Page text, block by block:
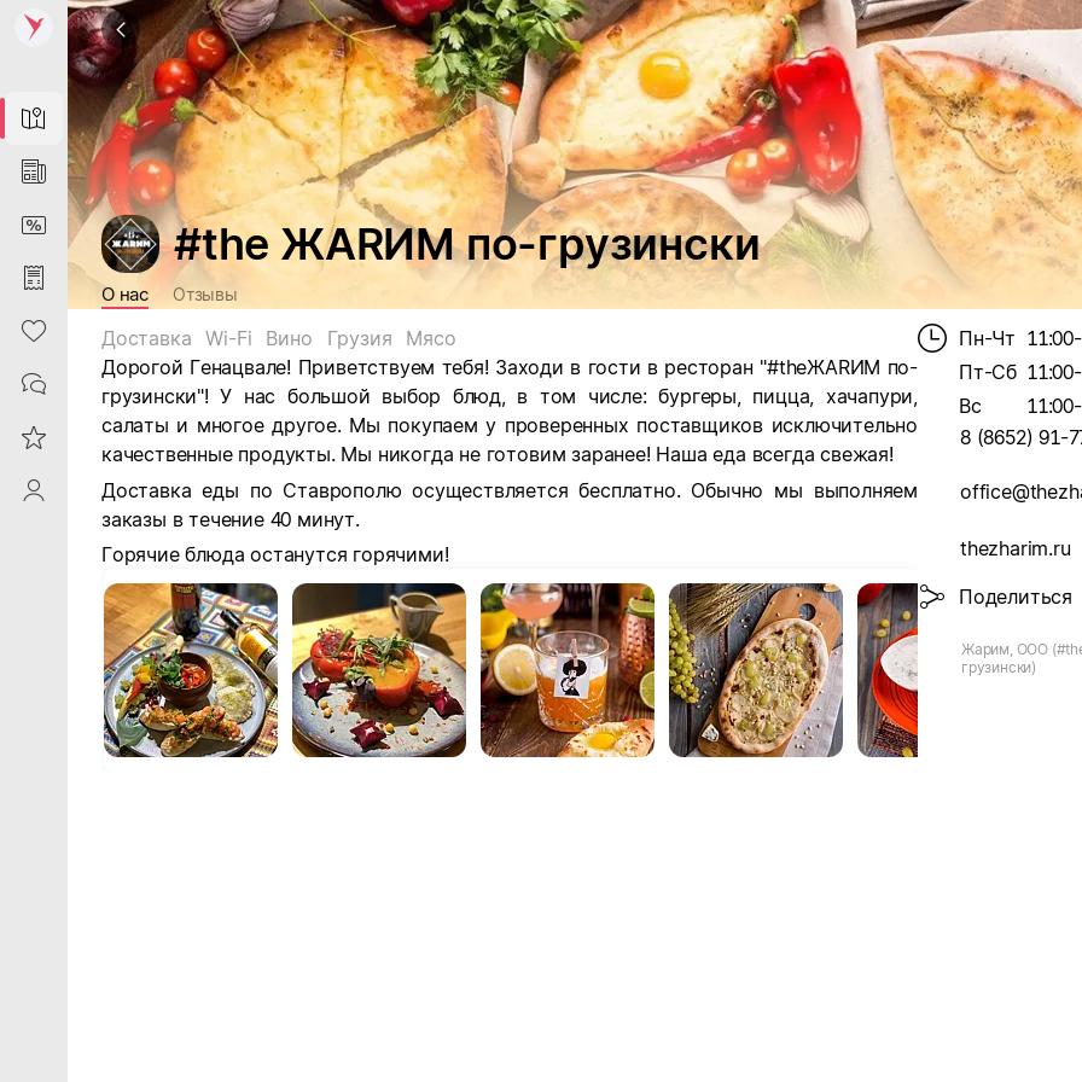
Map
News
DiscountCard
Purchases
Heart
Contacts
Reviews
ProfileSaby
#the ЖАRИМ по-грузински
О нас Отзывы
Доставка Wi-Fi Вино Грузия
Мясо
Дорогой Генацвале! Приветствуем тебя! Заходи в гости в ресторан "#theЖАRИМ по-
грузински"! У нас большой выбор блюд, в том числе: бургеры, пицца, хачапури,
салаты и многое другое. Мы покупаем у проверенных поставщиков исключительно
качественные продукты. Мы никогда не готовим заранее! Наша еда всегда свежая!
Доставка еды по Ставрополю осуществляется бесплатно. Обычно мы выполняем
заказы в течение 40 минут.
Горячие блюда останутся горячими!
Пн-Чт
Пт-Сб
Вс
8 (8652) 91-
thezharim.ru
Поделиться
Жарим, ООО
грузински)